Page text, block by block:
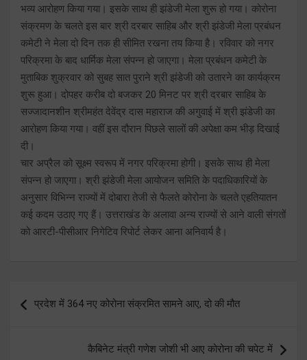
भव्य आरोहण किया गया। इसके साथ ही झंडेजी मेला शुरू हो गया। कोरोना
संक्रमण के चलते इस बार श्री दरबार साहिब और श्री झंडेजी मेला प्रबंधन
कमेटी ने मेला दो दिन तक ही सीमित रखना तय किया है। रविवार को नगर
परिक्रमा के बाद धार्मिक मेला संपन्न हो जाएगा। मेला प्रबंधन कमेटी के
मुताबिक शुक्रवार को सुबह सात पुराने श्री झंडेजी को उतारने का कार्यक्रम
शुरू हुआ। दोपहर करीब दो बजकर 20 मिनट पर श्री दरबार साहिब के
सज्जादानशीन श्रीमहंत देवेंद्र दास महाराज की अगुवाई में श्री झंडेजी का
आरोहण किया गया। वहीं इस दौरान पिछले सालों की अपेक्षा कम भीड़ दिखाई
दी।
चार अप्रैल को सूक्ष्म स्वरूप में नगर परिक्रमा होगी। इसके साथ ही मेला
संपन्न हो जाएगा। श्री झंडेजी मेला आयोजन समिति के पदाधिकारियों के
अनुसार विभिन्न राज्यों में दोबारा तेजी से फैलते कोरोना के चलते एहतियातन
कई कदम उठाए गए हैं। उत्तराखंड के अलावा अन्य राज्यों से आने वाली संगतों
को आरटी-पीसीआर निगेटिव रिपोर्ट लेकर आना अनिवार्य है।
navigation
प्रदेश में 364 नए कोरोना संक्रमित सामने आए, दो की मौत
कैबिनेट मंत्री गणेश जोशी भी आए कोरोना की चपेट में